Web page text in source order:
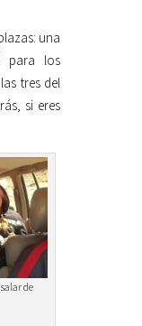
una
para los
tres del
si eres
de